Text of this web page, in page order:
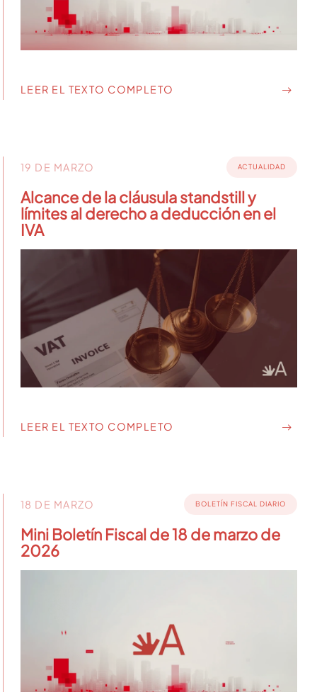
LEER EL TEXTO COMPLETO
19 DE MARZO ACTUALIDAD
Alcance de la cláusula standstill y
límites al derecho a deducción en el
IVA
LEER EL TEXTO COMPLETO
18 DE MARZO BOLETÍN FISCAL DIARIO
Mini Boletín Fiscal de 18 de marzo de
2026